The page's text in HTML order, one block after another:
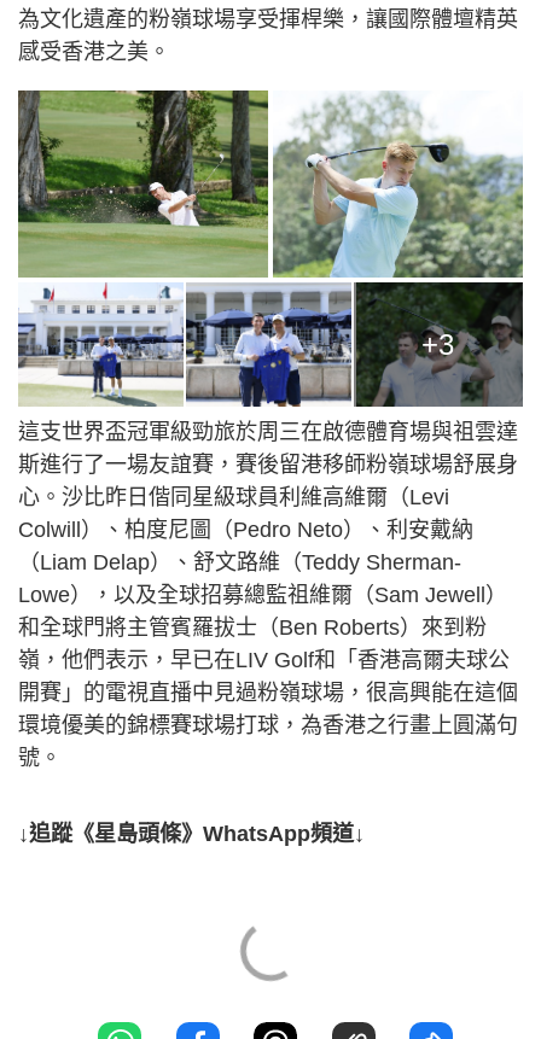
為文化遺產的粉嶺球場享受揮桿樂，讓國際體壇精英
感受香港之美。
+3
這支世界盃冠軍級勁旅於周三在啟德體育場與祖雲達
斯進行了一場友誼賽，賽後留港移師粉嶺球場舒展身
心。沙比昨日偕同星級球員利維高維爾（Levi
Colwill）、柏度尼圖（Pedro Neto）、利安戴納
（Liam Delap）、舒文路維（Teddy Sherman-
Lowe），以及全球招募總監祖維爾（Sam Jewell）
和全球門將主管賓羅拔士（Ben Roberts）來到粉
嶺，他們表示，早已在LIV Golf和「香港高爾夫球公
開賽」的電視直播中見過粉嶺球場，很高興能在這個
環境優美的錦標賽球場打球，為香港之行畫上圓滿句
號。
↓追蹤《星島頭條》WhatsApp頻道↓